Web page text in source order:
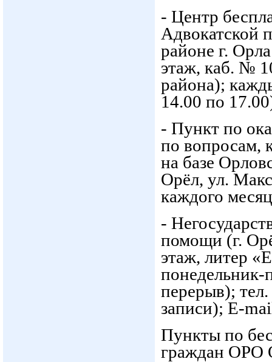
- Центр
Адвокатской
районе г.
этаж, каб. №
района);
14.00 по
- Пункт по
по вопросам,
на базе
Орёл, ул.
каждого
-
помощи (г.
этаж, литер
понедельник-
перерыв);
записи); E-
Пункты по
граждан ОРО